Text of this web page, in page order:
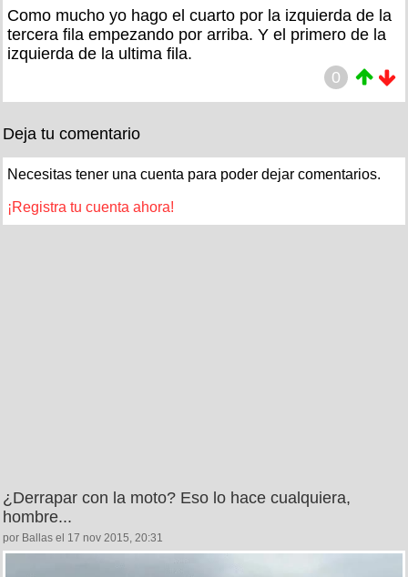
Como mucho yo hago el cuarto por la izquierda de la
tercera fila empezando por arriba. Y el primero de la
izquierda de la ultima fila.
0
Deja tu comentario
Necesitas tener una cuenta para poder dejar comentarios.
¡Registra tu cuenta ahora!
¿Derrapar con la moto? Eso lo hace cualquiera,
hombre...
por Ballas el 17 nov 2015, 20:31